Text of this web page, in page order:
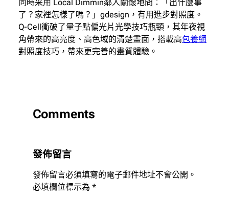
同時采用 Local Dimmin鄰人關懷地問：「出什麼事
了？家裡怎樣了嗎？」gdesign，有用進步對照度。
Q-Cell衝破了量子點偏光片光學技巧瓶頸，其年夜視
角帶來的高亮度、高色域的清楚畫面，搭載高包養網
對照度技巧，帶來更完善的畫質體驗。
Comments
發佈留言
發佈留言必須填寫的電子郵件地址不會公開。
必填欄位標示為 *